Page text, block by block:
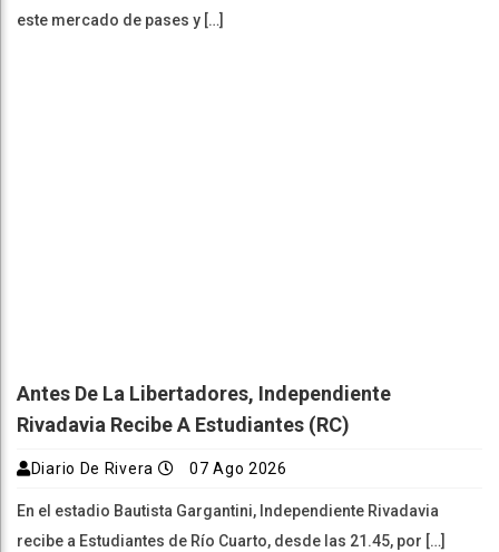
este mercado de pases y […]
Antes De La Libertadores, Independiente
Rivadavia Recibe A Estudiantes (RC)
Diario De Rivera 07 Ago 2026
En el estadio Bautista Gargantini, Independiente Rivadavia
recibe a Estudiantes de Río Cuarto, desde las 21.45, por […]